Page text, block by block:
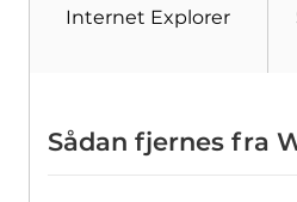
Internet Explorer
Sådan fjernes fra
Hent
Værktøj til